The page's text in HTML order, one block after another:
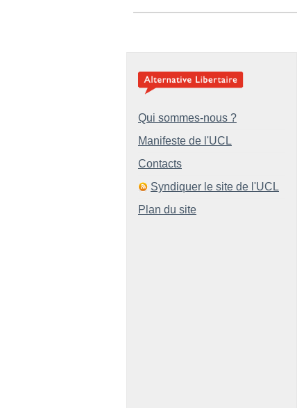
Qui sommes-nous ?
Manifeste de l'UCL
Contacts
Syndiquer le site de l'UCL
Plan du site